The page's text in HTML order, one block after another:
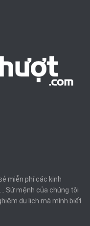
miễn phí các kinh
Sứ mệnh của chúng tôi
du lịch mà mình biết